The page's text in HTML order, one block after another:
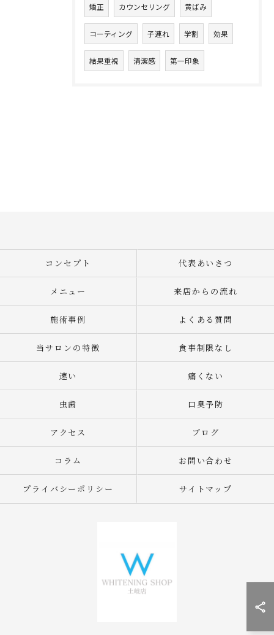
矯正 カウンセリング 黄ばみ
コーティング 子連れ 学割 効果
結果重視 清潔感 第一印象
コンセプト 代表あいさつ
メニュー 来店からの流れ
施術事例 よくある質問
当サロンの特徴 食事制限なし
速い 痛くない
虫歯 口臭予防
アクセス ブログ
コラム お問い合わせ
プライバシーポリシー サイトマップ